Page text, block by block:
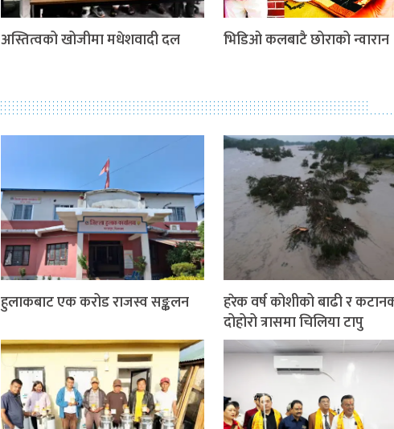
अस्तित्वको खोजीमा मधेशवादी दल भिडिओ कलबाटै छोराको न्वारान
हुलाकबाट एक करोड राजस्व सङ्कलन
हरेक वर्ष कोशीको बाढी र
दोहोरो त्रासमा चिलिया टापु